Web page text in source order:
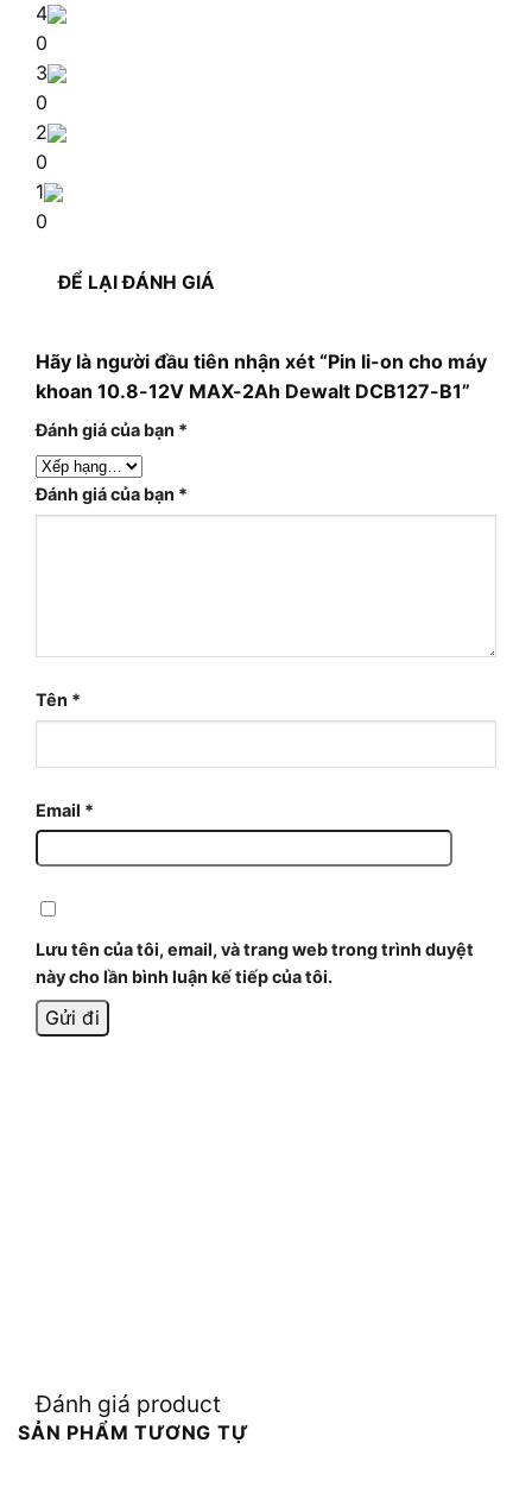
4
0
3
0
2
0
1
0
ĐỂ LẠI ĐÁNH GIÁ
Hãy là người đầu tiên nhận xét “Pin li-on cho máy
khoan 10.8-12V MAX-2Ah Dewalt DCB127-B1”
Đánh giá của bạn *
Đánh giá của bạn *
Tên *
Email *
Lưu tên của tôi, email, và trang web trong trình duyệt
này cho lần bình luận kế tiếp của tôi.
Đánh giá product
SẢN PHẨM TƯƠNG TỰ